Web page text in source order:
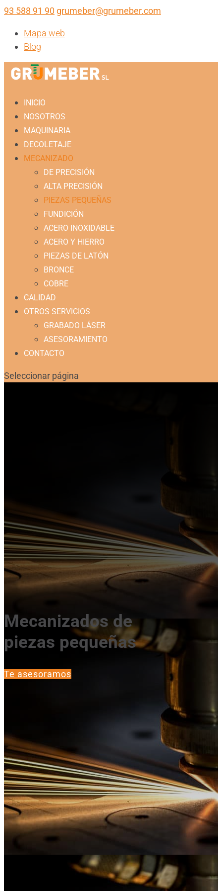
93 588 91 90 grumeber@grumeber.com
Mapa web
Blog
INICIO
NOSOTROS
MAQUINARIA
DECOLETAJE
MECANIZADO
DE PRECISIÓN
ALTA PRECISIÓN
PIEZAS PEQUEÑAS
FUNDICIÓN
ACERO INOXIDABLE
ACERO Y HIERRO
PIEZAS DE LATÓN
BRONCE
COBRE
CALIDAD
OTROS SERVICIOS
GRABADO LÁSER
ASESORAMIENTO
CONTACTO
Seleccionar página
Mecanizados de
piezas pequeñas
Te asesoramos